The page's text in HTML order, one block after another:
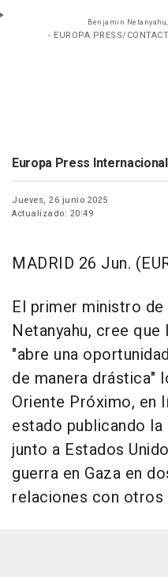
Benjamin
- EUROPA PRESS/
Europa Press Internacional
Jueves, 26 junio 2025
Actualizado: 20:49
MADRID 26 Jun.
El primer ministro
Netanyahu, cree
"abre una
de manera drástica"
Oriente Próximo, en
estado publicando la
junto a Estados
guerra en Gaza en
relaciones con otros